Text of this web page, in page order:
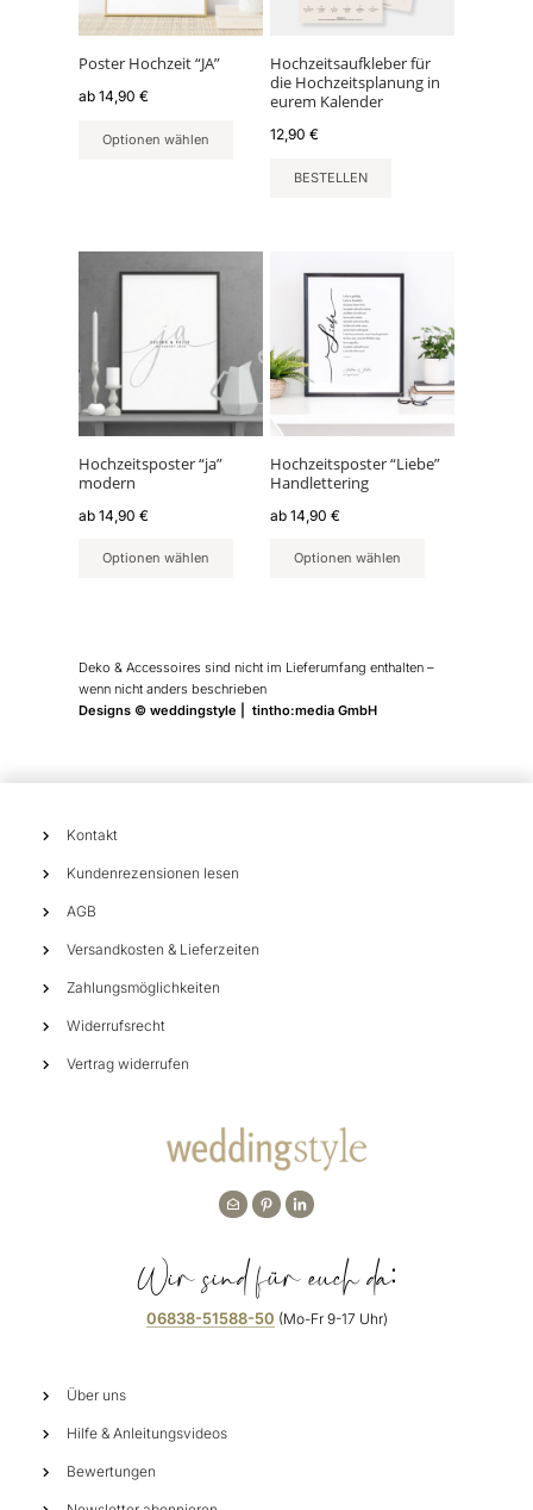
Poster Hochzeit “JA”
ab 14,90 €
Optionen wählen
Die
Optionen
können
auf
Produktseite
Hochzeitsaufkleber für
die Hochzeitsplanung in
eurem Kalender
12,90€
BESTELLEN
Hochzeitsposter “ja”
modern
ab 14,90 €
Optionen wählen
weist
Varianten
auf.
Die
Optionen
können
auf
der
gewählt
Hochzeitsposter “Liebe”
Handlettering
ab14,90€
Optionen wählen
Produkt
mehrere
Varianten
auf.
Optionen
können
auf
der
gewählt
Deko & Accessoires sind nicht im Lieferumfang enthalten –
wenn nicht anders beschrieben
Designs © weddingstyle | tintho:media GmbH
Kontakt
Kundenrezensionen lesen
AGB
Versandkosten & Lieferzeiten
Zahlungsmöglichkeiten
Widerrufsrecht
Vertrag widerrufen
Wir sind für euch da:
06838-51588-50 (Mo-Fr 9-17 Uhr)
Über uns
Hilfe & Anleitungsvideos
Bewertungen